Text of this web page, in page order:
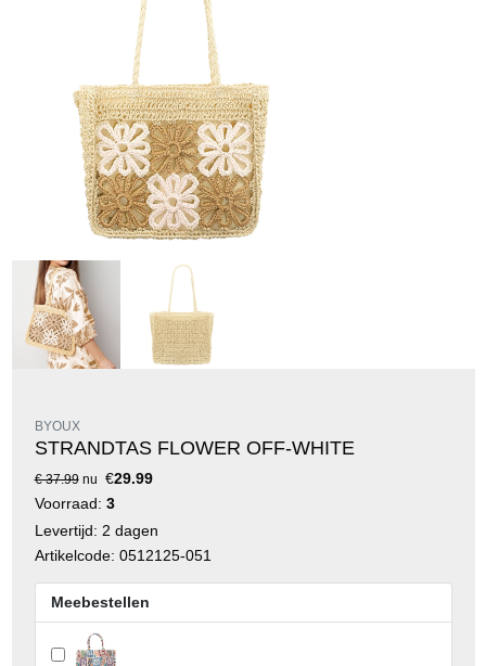
BYOUX
STRANDTAS FLOWER OFF-WHITE
€ 37.99nu €29.99
Voorraad: 3
Levertijd: 2 dagen
Artikelcode: 0512125-051
Meebestellen